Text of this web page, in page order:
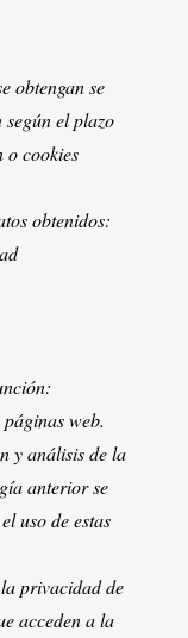
obtengan se
el plazo
o cookies
obtenidos:
web.
y análisis de la
anterior se
uso de estas
privacidad de
acceden a la